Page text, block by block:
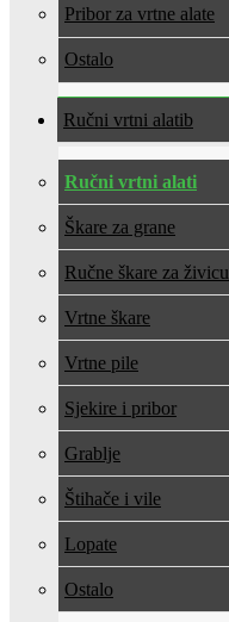
Pribor za vrtne alate
Ostalo
Ručni vrtni alati
Ručni vrtni alati
Škare za grane
Ručne škare za živicu
Vrtne škare
Vrtne pile
Sjekire i pribor
Grablje
Štihače i vile
Lopate
Ostalo